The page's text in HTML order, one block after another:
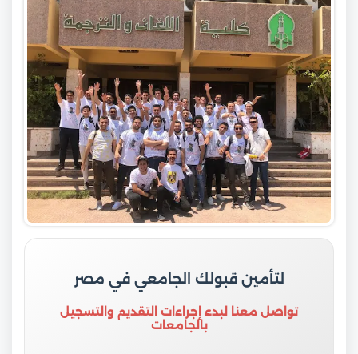
لتأمين قبولك الجامعي في مصر
تواصل معنا لبدء إجراءات التقديم والتسجيل
بالجامعات